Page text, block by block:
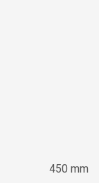
450 mm